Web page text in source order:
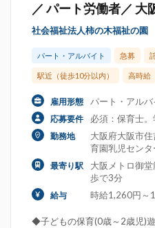
／ パート労働者／ 大
社会福祉法人柿の木福祉の園
パート・アルバイト 急募
駅近（徒歩10分以内） 高時給
雇用形態 パート・アルバ
応募要件 必須：保育士。
勤務地
大阪府大阪市
育園乳児センタ
最寄り駅
大阪メトロ御
歩で3分
給与 時給1,260円～
◆子どもの保育(0歳～2歳児)